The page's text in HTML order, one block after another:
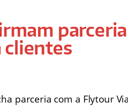
parceria
clientes
parceria com a Flytour